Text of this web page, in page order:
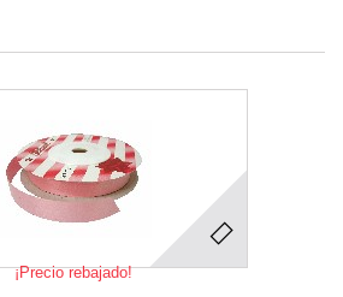
¡Precio rebajado!